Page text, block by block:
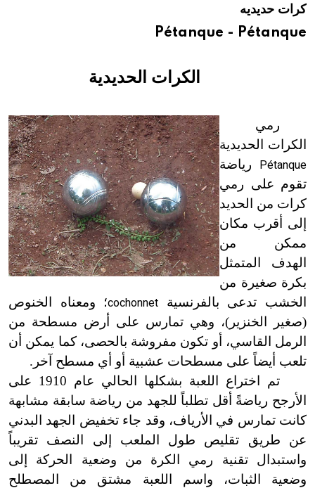
هيئة الموسوعة العربية تطلق موسوعات جديدة في عام 2026كرات حديديه
Pétanque - Pétanque
الكرات الحديدية
رمي
الكرات الحديدية
Pétanque
رياضة
تقوم على رمي
كرات من الحديد
إلى أقرب مكان
ممكن من
الهدف المتمثل
بكرة صغيرة من
الخشب تدعى بالفرنسية cochonnet؛ ومعناه الخنوص
(صغير الخنزير)، وهي تمارس على أرض مسطحة من
الرمل القاسي، أو تكون مفروشة بالحصى، كما يمكن أن
تلعب أيضاً على مسطحات عشبية أو أي مسطح آخر.
تم اختراع اللعبة بشكلها الحالي عام 1910 على
الأرجح رياضةً أقل تطلباً للجهد من رياضة سابقة مشابهة
كانت تمارس في الأرياف، وقد جاء تخفيض الجهد البدني
عن طريق تقليص طول الملعب إلى النصف تقريباً
واستبدال تقنية رمي الكرة من وضعية الحركة إلى
وضعية الثبات، واسم اللعبة مشتق من المصطلح